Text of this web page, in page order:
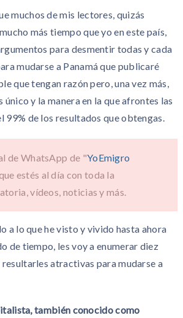
muchos de mis lectores, quizás
más tiempo que yo en este país,
para desmentir todas y cada
mudarse a Panamá que publicaré
que tengan razón pero, una vez más,
único y la manera en la que afrontes las
99% de los resultados que obtengas.
de WhatsApp de "YoEmigro
estés al día con toda la
vídeos, noticias y más.
a lo que he visto y vivido hasta ahora
de tiempo, les voy a enumerar diez
resultarles atractivas para mudarse a
también conocido como